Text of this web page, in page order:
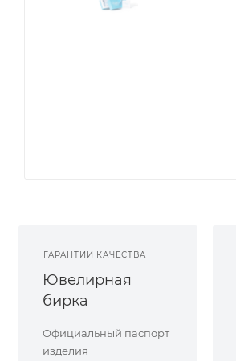
ГАРАНТИИ КАЧЕСТВА
Ювелирная
бирка
Официальный паспорт
изделия